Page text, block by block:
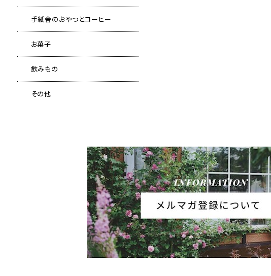
手紙舎のおやつとコーヒー
お菓子
飲みもの
その他